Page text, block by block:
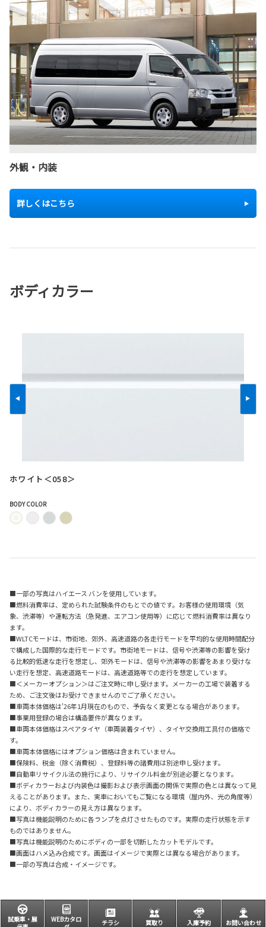
外観・内装
詳しくはこちら
ボディカラー
ホワイト＜058＞
BODY COLOR
■一部の写真はハイエース バンを使用しています。
■燃料消費率は、定められた試験条件のもとでの値です。お客様の使用環境（気
象、渋滞等）や運転方法（急発進、エアコン使用等）に応じて燃料消費率は異なり
ます。
■WLTCモードは、市街地、郊外、高速道路の各走行モードを平均的な使用時間配分
で構成した国際的な走行モードです。市街地モードは、信号や渋滞等の影響を受け
る比較的低速な走行を想定し、郊外モードは、信号や渋滞等の影響をあまり受けな
い走行を想定、高速道路モードは、高速道路等での走行を想定しています。
■＜メーカーオプション＞はご注文時に申し受けます。メーカーの工場で装着する
ため、ご注文後はお受けできませんのでご了承ください。
■車両本体価格は'26年1月現在のもので、予告なく変更となる場合があります。
■事業用登録の場合は構造要件が異なります。
■車両本体価格はスペアタイヤ（車両装着タイヤ）、タイヤ交換用工具付の価格で
す。
■車両本体価格にはオプション価格は含まれていません。
■保険料、税金（除く消費税）、登録料等の諸費用は別途申し受けます。
■自動車リサイクル法の施行により、リサイクル料金が別途必要となります。
■ボディカラーおよび内装色は撮影および表示画面の関係で実際の色とは異なって見
えることがあります。また、実車においてもご覧になる環境（屋内外、光の角度等）
により、ボディカラーの見え方は異なります。
■写真は機能説明のために各ランプを点灯させたものです。実際の走行状態を示す
ものではありません。
■写真は機能説明のためにボディの一部を切断したカットモデルです。
■画面はハメ込み合成です。画面はイメージで実際とは異なる場合があります。
■一部の写真は合成・イメージです。
試乗車・展
WEBカタロ
チラシ 買取り 入庫予約 お問い合わせ